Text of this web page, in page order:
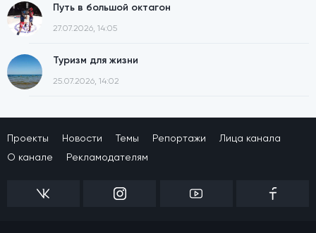
Путь в большой октагон
27.07.2026, 14:05
Туризм для жизни
25.07.2026, 14:02
Проекты Новости Темы Репортажи
Лица канала
О канале
Рекламодателям